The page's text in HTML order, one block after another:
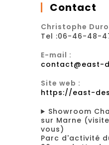
Contact
Christophe
Tel :06-46-48-
E-mail :
contact@east-
Site web :
https://east-
Showroom
sur Marne
vous)
Parc d'activité